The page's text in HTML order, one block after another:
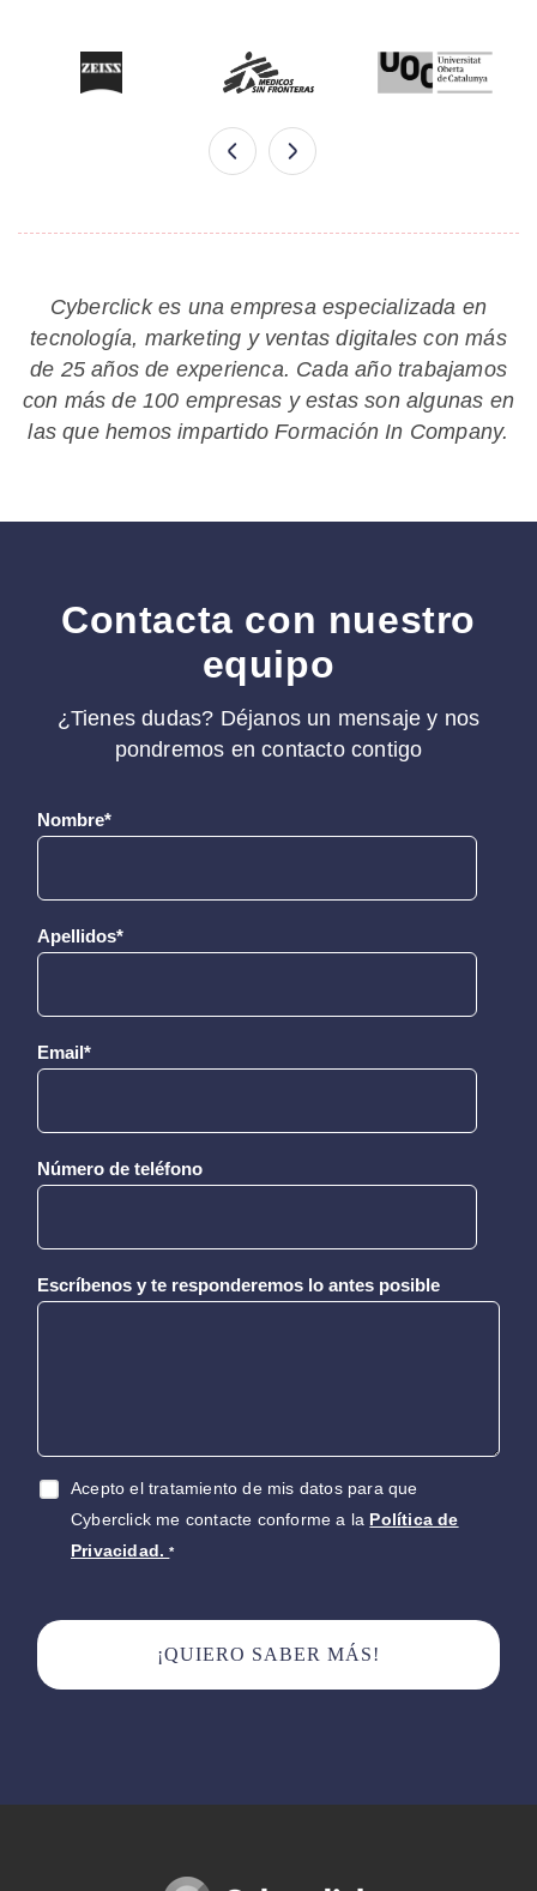
Cyberclick es una empresa especializada en
tecnología, marketing y ventas digitales con más
de 25 años de experienca. Cada año trabajamos
con más de 100 empresas y estas son algunas en
las que hemos impartido Formación In Company.
Contacta con nuestro
equipo
¿Tienes dudas? Déjanos un mensaje y nos
pondremos en contacto contigo
Nombre*
Apellidos*
Email*
Número de teléfono
Escríbenos y te responderemos lo antes posible
Acepto el tratamiento de mis datos para que
Cyberclick me contacte conforme a la Política de
Privacidad.*